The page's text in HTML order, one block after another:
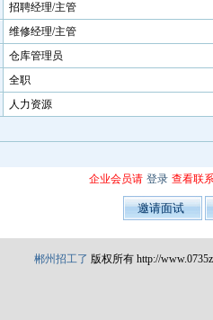
招聘经理/主管
维修经理/主管
仓库管理员
全职
人力资源
企业会员请 登录 查看联
郴州招工了 版权所有 http://